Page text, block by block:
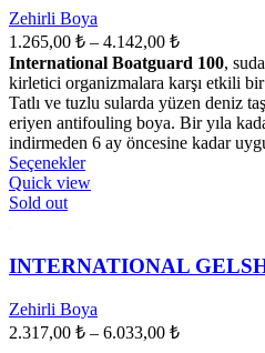
sayfasından
seçilebilir
Zehirli Boya
1.265,00 ₺ – 4.142,00 ₺Fiyat
aralığı:
1.265,00 ₺
-
4.142,00 ₺
International Boatguard 100,
kirletici organizmalara karşı etkili bir
Tatlı ve tuzlu sularda yüzen deniz
eriyen antifouling boya. Bir yıla
indirmeden 6 ay öncesine kadar
SeçeneklerBu
ürünün
var.
Seçenekler
sayfasından
seçilebilir
Quick view
Sold out
INTERNATIONAL
Zehirli Boya
2.317,00 ₺ – 6.033,00 ₺Fiyat